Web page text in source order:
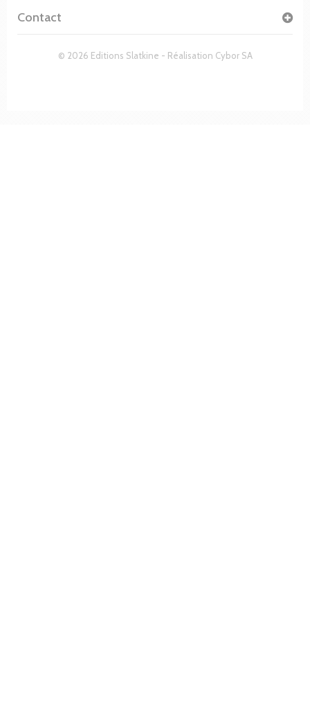
© 2026 Editions Slatkine - Réalisation Cybor SA
Contact